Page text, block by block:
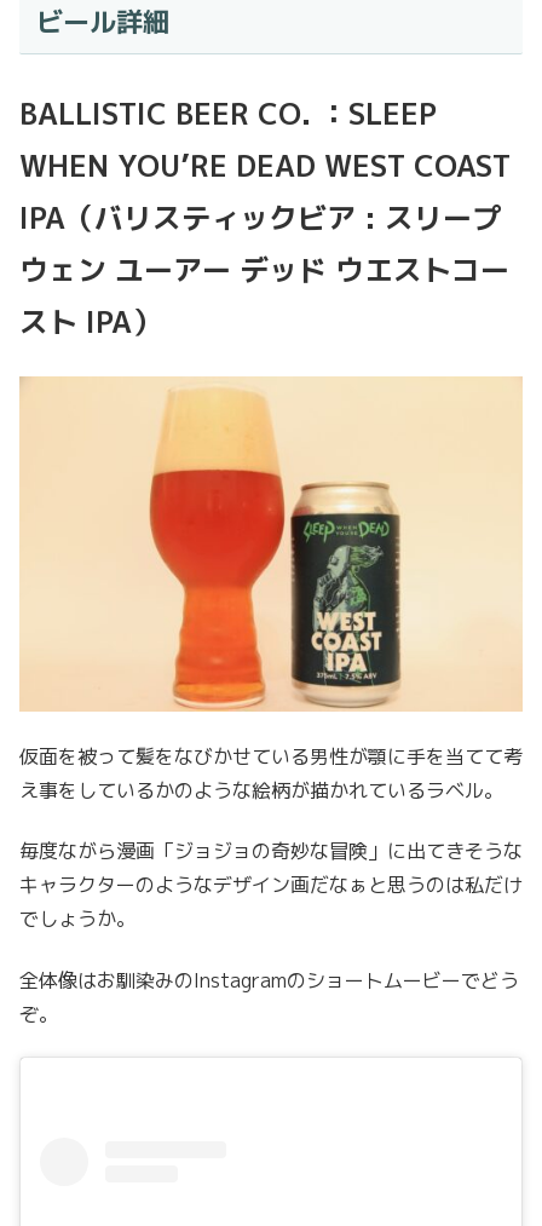
ビール詳細
BALLISTIC BEER CO. ：SLEEP
WHEN YOU’RE DEAD WEST COAST
IPA（バリスティックビア : スリープ
ウェン ユーアー デッド ウエストコー
スト IPA）
仮面を被って髪をなびかせている男性が顎に手を当てて考
え事をしているかのような絵柄が描かれているラベル。
毎度ながら漫画「ジョジョの奇妙な冒険」に出てきそうな
キャラクターのようなデザイン画だなぁと思うのは私だけ
でしょうか。
全体像はお馴染みのInstagramのショートムービーでどう
ぞ。